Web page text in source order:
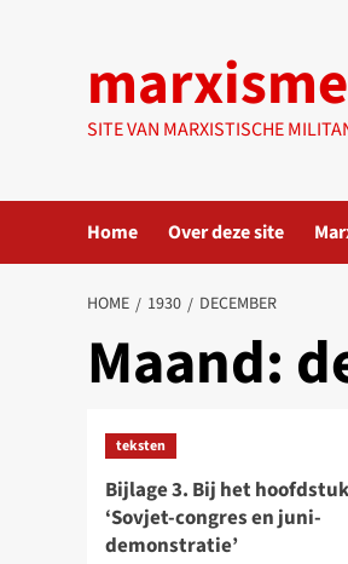
SITE VAN MARXISTISCHE
Home Over deze site
HOME 1930 DECEMBER
Maand:
teksten
Bijlage 3. Bij het hoofdstuk
‘Sovjet-congres en juni-
demonstratie’